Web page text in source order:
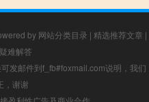
by 网站分类目录 | 精选推荐文章 |
疑难解答
发邮件到f_fb#foxmail.com说明，我们
，谢谢